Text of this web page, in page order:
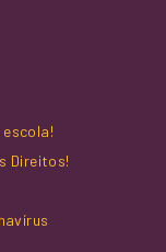
escola!
Direitos!